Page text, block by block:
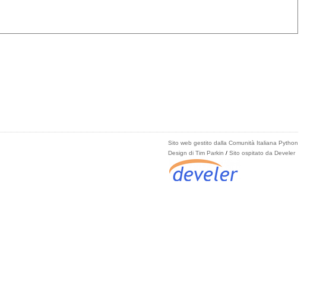
Sito web gestito dalla Comunità Italiana Python
Design di Tim Parkin /Sito ospitato da Develer